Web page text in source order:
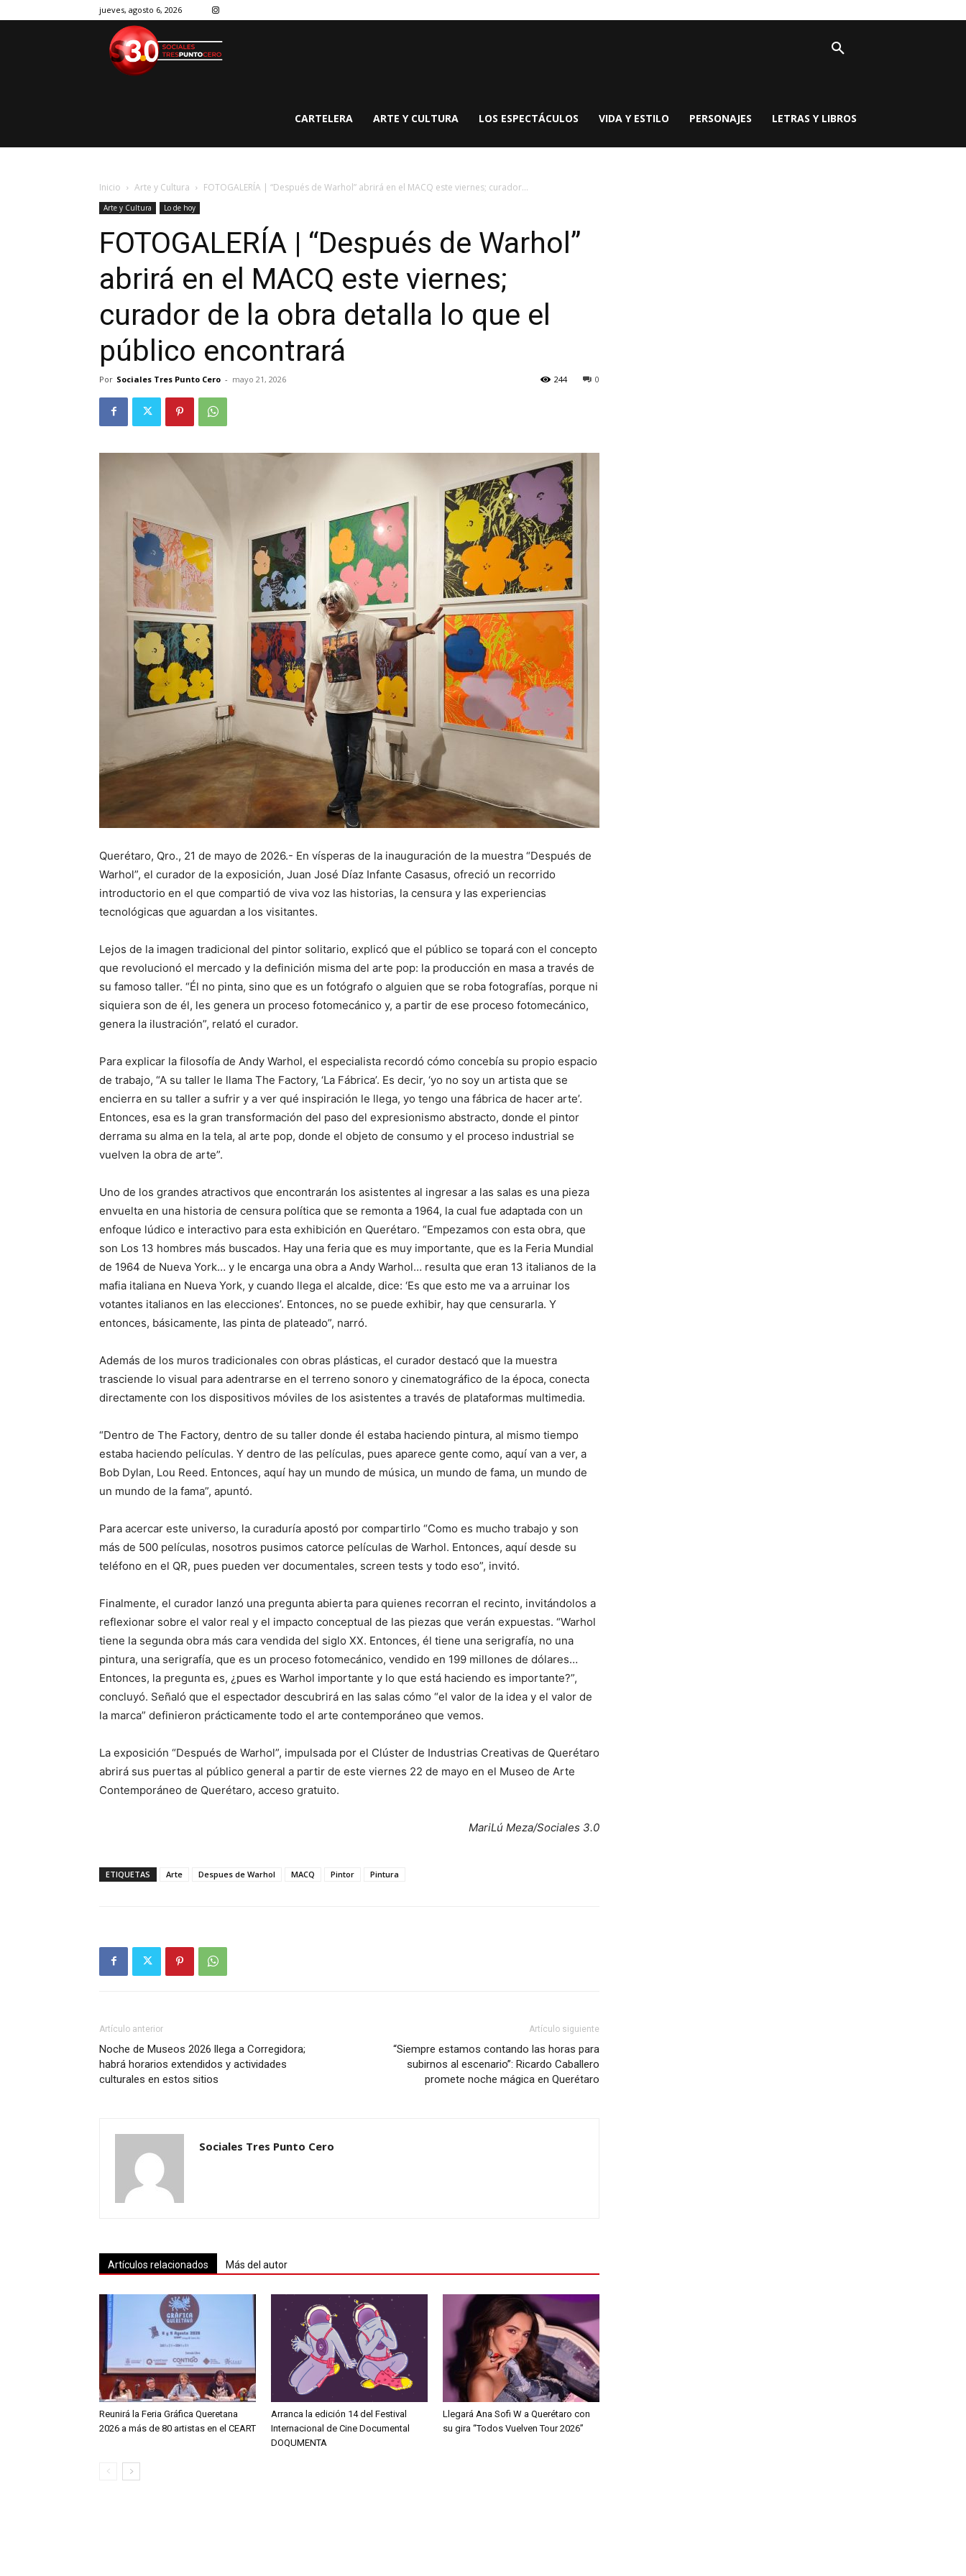
jueves, agosto 6, 2026
CARTELERA ARTE Y CULTURA LOS ESPECTÁCULOS VIDA Y ESTILO PERSONAJES LETRAS Y LIBROS
Inicio Arte y Cultura FOTOGALERÍA | “Después de Warhol” abrirá en el MACQ este viernes; curador...
Arte y Cultura Lo de hoy
FOTOGALERÍA | “Después de Warhol”
abrirá en el MACQ este viernes;
curador de la obra detalla lo que el
público encontrará
Por Sociales Tres Punto Cero - mayo 21, 2026 0
244
Querétaro, Qro., 21 de mayo de 2026.- En vísperas de la inauguración de la muestra “Después de
Warhol”, el curador de la exposición, Juan José Díaz Infante Casasus, ofreció un recorrido
introductorio en el que compartió de viva voz las historias, la censura y las experiencias
tecnológicas que aguardan a los visitantes.
Lejos de la imagen tradicional del pintor solitario, explicó que el público se topará con el concepto
que revolucionó el mercado y la definición misma del arte pop: la producción en masa a través de
su famoso taller. “Él no pinta, sino que es un fotógrafo o alguien que se roba fotografías, porque ni
siquiera son de él, les genera un proceso fotomecánico y, a partir de ese proceso fotomecánico,
genera la ilustración”, relató el curador.
Para explicar la filosofía de Andy Warhol, el especialista recordó cómo concebía su propio espacio
de trabajo, “A su taller le llama The Factory, ‘La Fábrica’. Es decir, ‘yo no soy un artista que se
encierra en su taller a sufrir y a ver qué inspiración le llega, yo tengo una fábrica de hacer arte’.
Entonces, esa es la gran transformación del paso del expresionismo abstracto, donde el pintor
derrama su alma en la tela, al arte pop, donde el objeto de consumo y el proceso industrial se
vuelven la obra de arte”.
Uno de los grandes atractivos que encontrarán los asistentes al ingresar a las salas es una pieza
envuelta en una historia de censura política que se remonta a 1964, la cual fue adaptada con un
enfoque lúdico e interactivo para esta exhibición en Querétaro. “Empezamos con esta obra, que
son Los 13 hombres más buscados. Hay una feria que es muy importante, que es la Feria Mundial
de 1964 de Nueva York… y le encarga una obra a Andy Warhol… resulta que eran 13 italianos de la
mafia italiana en Nueva York, y cuando llega el alcalde, dice: ‘Es que esto me va a arruinar los
votantes italianos en las elecciones’. Entonces, no se puede exhibir, hay que censurarla. Y
entonces, básicamente, las pinta de plateado”, narró.
Además de los muros tradicionales con obras plásticas, el curador destacó que la muestra
trasciende lo visual para adentrarse en el terreno sonoro y cinematográfico de la época, conecta
directamente con los dispositivos móviles de los asistentes a través de plataformas multimedia.
“Dentro de The Factory, dentro de su taller donde él estaba haciendo pintura, al mismo tiempo
estaba haciendo películas. Y dentro de las películas, pues aparece gente como, aquí van a ver, a
Bob Dylan, Lou Reed. Entonces, aquí hay un mundo de música, un mundo de fama, un mundo de
un mundo de la fama”, apuntó.
Para acercar este universo, la curaduría apostó por compartirlo “Como es mucho trabajo y son
más de 500 películas, nosotros pusimos catorce películas de Warhol. Entonces, aquí desde su
teléfono en el QR, pues pueden ver documentales, screen tests y todo eso”, invitó.
Finalmente, el curador lanzó una pregunta abierta para quienes recorran el recinto, invitándolos a
reflexionar sobre el valor real y el impacto conceptual de las piezas que verán expuestas. “Warhol
tiene la segunda obra más cara vendida del siglo XX. Entonces, él tiene una serigrafía, no una
pintura, una serigrafía, que es un proceso fotomecánico, vendido en 199 millones de dólares…
Entonces, la pregunta es, ¿pues es Warhol importante y lo que está haciendo es importante?”,
concluyó. Señaló que el espectador descubrirá en las salas cómo “el valor de la idea y el valor de
la marca” definieron prácticamente todo el arte contemporáneo que vemos.
La exposición “Después de Warhol”, impulsada por el Clúster de Industrias Creativas de Querétaro
abrirá sus puertas al público general a partir de este viernes 22 de mayo en el Museo de Arte
Contemporáneo de Querétaro, acceso gratuito.
MariLú Meza/Sociales 3.0
ETIQUETAS Arte Despues de Warhol MACQ Pintor Pintura
Artículo anterior
Noche de Museos 2026 llega a Corregidora;
habrá horarios extendidos y actividades
culturales en estos sitios
Artículo siguiente
“Siempre estamos contando las horas para
subirnos al escenario”: Ricardo Caballero
promete noche mágica en Querétaro
Sociales Tres Punto Cero
Artículos relacionados Más del autor
Reunirá la Feria Gráfica Queretana
2026 a más de 80 artistas en el CEART
Arranca la edición 14 del Festival
Internacional de Cine Documental
DOQUMENTA
Llegará Ana Sofi W a Querétaro con
su gira “Todos Vuelven Tour 2026”